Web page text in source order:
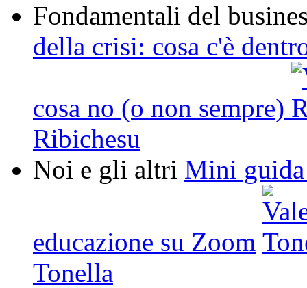
Fondamentali del
della crisi: cosa c'è
cosa no (o non sempre)
Ribichesu
Noi e gli altri Mini
educazione su Zoom
Tonella